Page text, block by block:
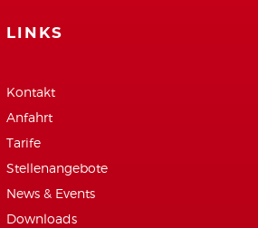
LINKS
Kontakt
Anfahrt
Tarife
Stellenangebote
News & Events
Downloads